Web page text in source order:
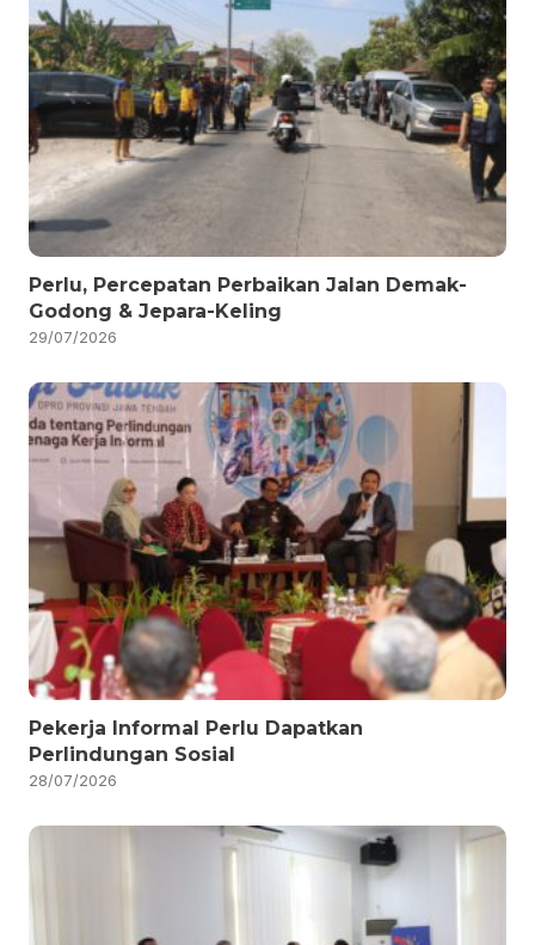
Perlu, Percepatan Perbaikan Jalan Demak-
Godong & Jepara-Keling
29/07/2026
Pekerja Informal Perlu Dapatkan
Perlindungan Sosial
28/07/2026